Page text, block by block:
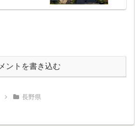
ントを書き込む
長野県